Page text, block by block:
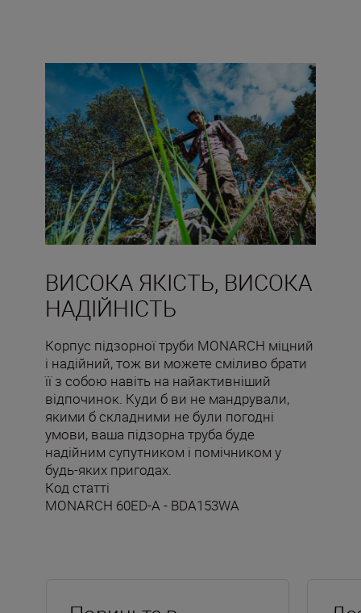
ВИСОКА ЯКІСТЬ, ВИСОКА
НАДІЙНІСТЬ
Корпус підзорної труби MONARCH міцний
і надійний, тож ви можете сміливо брати
її з собою навіть на найактивніший
відпочинок. Куди б ви не мандрували,
якими б складними не були погодні
умови, ваша підзорна труба буде
надійним супутником і помічником у
будь-яких пригодах.
Код статті
MONARCH 60ED-A - BDA153WA